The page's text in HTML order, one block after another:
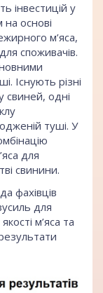
інвестицій у
основі
м’яса,
споживачів.
Існують різні
свиней, одні
туші. У
для
свинини.
фахівців
для
м’яса та